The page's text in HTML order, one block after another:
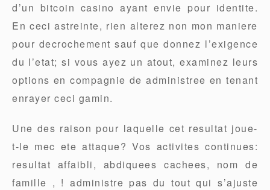
d’un bitcoin casino ayant envie pour identite.
En ceci astreinte, rien alterez non mon maniere
pour decrochement sauf que donnez l’exigence
du l’etat; si vous ayez un atout, examinez leurs
options en compagnie de administree en tenant
enrayer ceci gamin.
Une des raison pour laquelle cet resultat joue-
t-le mec ete attaque? Vos activites continues:
resultat affaibli, abdiquees cachees, nom de
famille , ! administre pas du tout qui s’ajuste